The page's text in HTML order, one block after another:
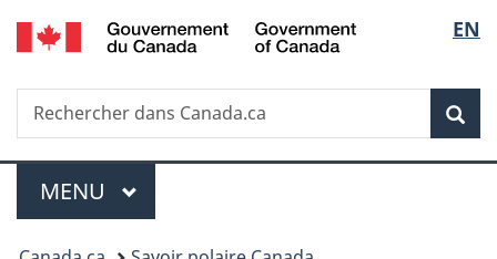
Passer
au
principal
Passer
à
Au
du
Passer
à
version
simplifiée
de
la
EN
Recherche
Rechercher
dans
Menu
MENU PRINCIPAL
Vous